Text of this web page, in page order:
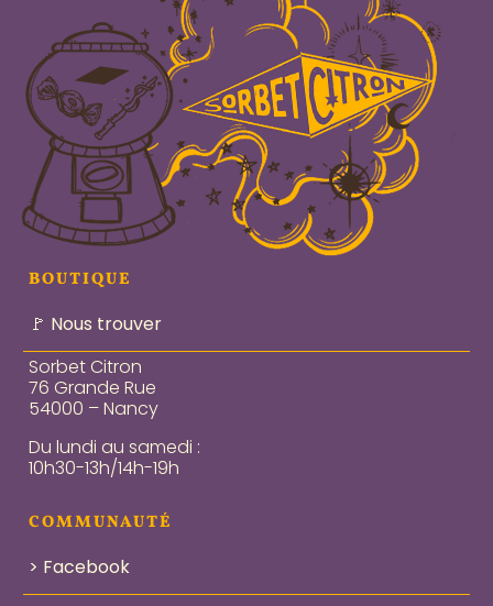
BOUTIQUE
🚩 Nous trouver
Sorbet Citron
76 Grande Rue
54000 – Nancy
Du lundi au samedi :
10h30-13h/14h-19h
COMMUNAUTÉ
> Facebook